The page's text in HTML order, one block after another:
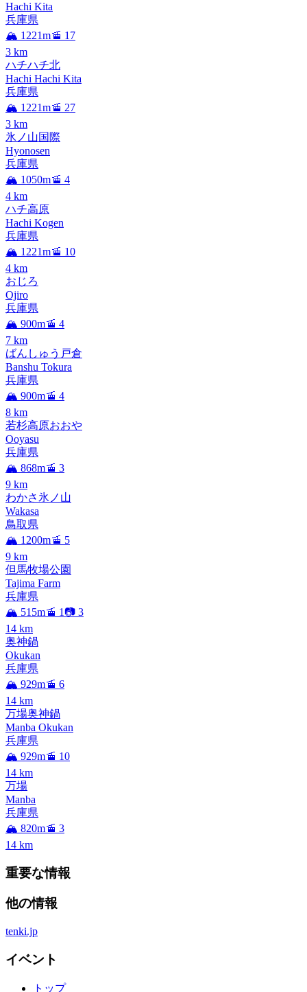
Hachi Kita
兵庫県
🏔️ 1221m🚡 17
3 km
ハチハチ北
Hachi Hachi Kita
兵庫県
🏔️ 1221m🚡 27
3 km
氷ノ山国際
Hyonosen
兵庫県
🏔️ 1050m🚡 4
4 km
ハチ高原
Hachi Kogen
兵庫県
🏔️ 1221m🚡 10
4 km
おじろ
Ojiro
兵庫県
🏔️ 900m🚡 4
7 km
ばんしゅう戸倉
Banshu Tokura
兵庫県
🏔️ 900m🚡 4
8 km
若杉高原おおや
Ooyasu
兵庫県
🏔️ 868m🚡 3
9 km
わかさ氷ノ山
Wakasa
鳥取県
🏔️ 1200m🚡 5
9 km
但馬牧場公園
Tajima Farm
兵庫県
🏔️ 515m🚡 1📷 3
14 km
奥神鍋
Okukan
兵庫県
🏔️ 929m🚡 6
14 km
万場奥神鍋
Manba Okukan
兵庫県
🏔️ 929m🚡 10
14 km
万場
Manba
兵庫県
🏔️ 820m🚡 3
14 km
重要な情報
他の情報
tenki.jp
イベント
トップ